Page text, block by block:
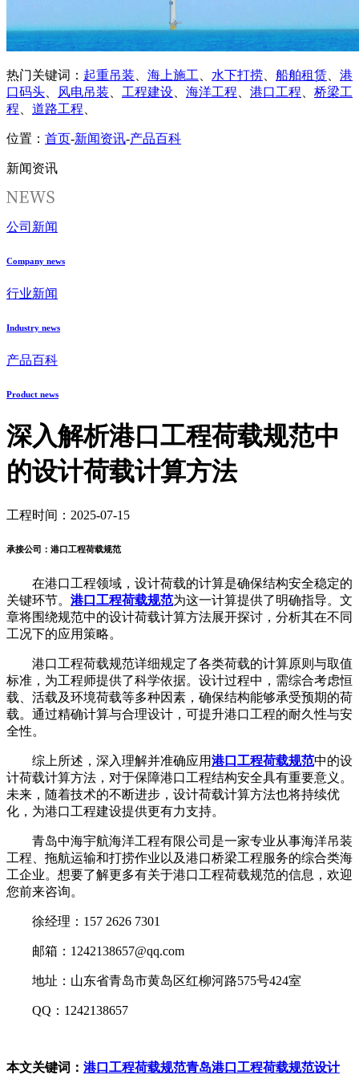
热门关键词： 起重吊装、 海上施工、 水下打捞、 船舶租赁、 港
口码头、 风电吊装、 工程建设、 海洋工程、 港口工程、 桥梁工
程、 道路工程、
位置： 首页-新闻资讯-产品百科
新闻资讯
公司新闻
Company news
行业新闻
Industry news
产品百科
Product news
深入解析港口工程荷载规范中
的设计荷载计算方法
工程时间：2025-07-15
承接公司：港口工程荷载规范
在港口工程领域，设计荷载的计算是确保结构安全稳定的
关键环节。 港口工程荷载规范为这一计算提供了明确指导。文
章将围绕规范中的设计荷载计算方法展开探讨，分析其在不同
工况下的应用策略。
港口工程荷载规范详细规定了各类荷载的计算原则与取值
标准，为工程师提供了科学依据。设计过程中，需综合考虑恒
载、活载及环境荷载等多种因素，确保结构能够承受预期的荷
载。通过精确计算与合理设计，可提升港口工程的耐久性与安
全性。
综上所述，深入理解并准确应用港口工程荷载规范中的设
计荷载计算方法，对于保障港口工程结构安全具有重要意义。
未来，随着技术的不断进步，设计荷载计算方法也将持续优
化，为港口工程建设提供更有力支持。
青岛中海宇航海洋工程有限公司是一家专业从事海洋吊装
工程、拖航运输和打捞作业以及港口桥梁工程服务的综合类海
工企业。想要了解更多有关于港口工程荷载规范的信息，欢迎
您前来咨询。
徐经理：157 2626 7301
邮箱：1242138657@qq.com
地址：山东省青岛市黄岛区红柳河路575号424室
QQ：1242138657
本文关键词： 港口工程荷载规范青岛港口工程荷载规范设计